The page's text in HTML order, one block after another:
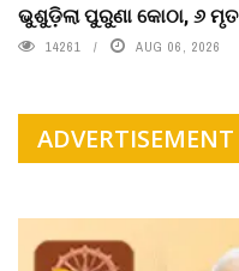
ଭୁଶୁଡ଼ିଲା ପୁରୁଣା କୋଠା, ୬ ମୃତ
14261 AUG 06, 2026
ADVERTISEMENT